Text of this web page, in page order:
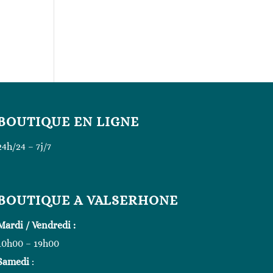
EN LIGNE
24 – 7j/7
A VALSERHONE
/ Vendredi :
– 19h00
: